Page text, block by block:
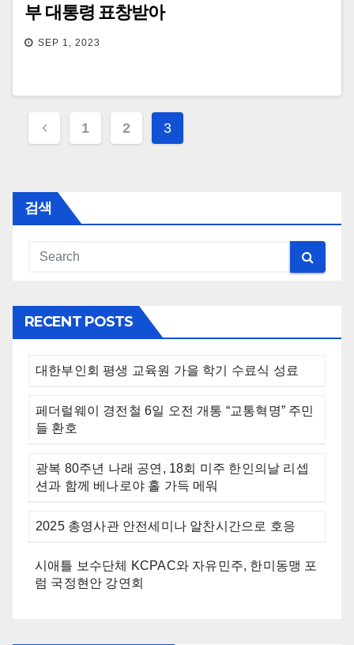
부 대통령 표창받아
SEP 1, 2023
Posts
1 2 3
검색
RECENT POSTS
대한부인회 평생 교육원 가을 학기 수료식 성료
페더럴웨이 경전철 6일 오전 개통 “교통혁명” 주민
들 환호
광복 80주년 나래 공연, 18회 미주 한인의날 리셉
션과 함께 베나로야 홀 가득 메워
2025 총영사관 안전세미나 알찬시간으로 호응
시애틀 보수단체 KCPAC와 자유민주, 한미동맹 포
럼 국정현안 강연회